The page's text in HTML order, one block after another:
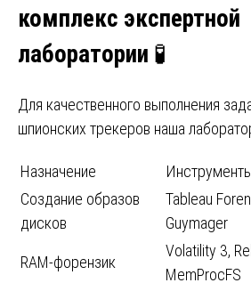
комплекс экспертной
лаборатории 🧪
Для качественного выполнения
шпионских трекеров наша
Назначение
Создание образов
дисков
Tableau
Guymager
RAM-форензик
Volatility 3,
MemProcFS